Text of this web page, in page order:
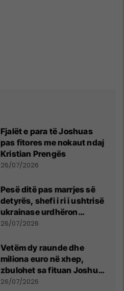
Fjalët e para të Joshuas
pas fitores me nokaut ndaj
Kristian Prengës
26/07/2026
Pesë ditë pas marrjes së
detyrës, shefi i ri i ushtrisë
ukrainase urdhëron
kontroll të madh
26/07/2026
Vetëm dy raunde dhe
miliona euro në xhep,
zbulohet sa fituan Joshua
e Prenga
26/07/2026